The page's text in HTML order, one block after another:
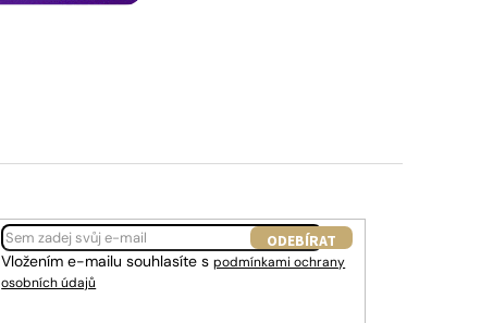
ODEBÍRAT
Vložením e-mailu souhlasíte spodmínkami ochrany
osobních údajů